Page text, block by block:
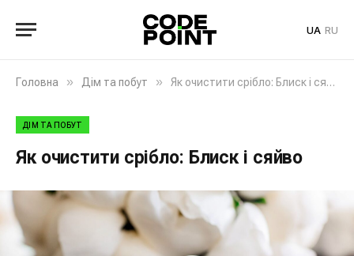
UA RU
Головна » Дім та побут » Як очистити срібло: Блиск і сяйво
ДІМ ТА ПОБУТ
Як очистити срібло: Блиск і сяйво